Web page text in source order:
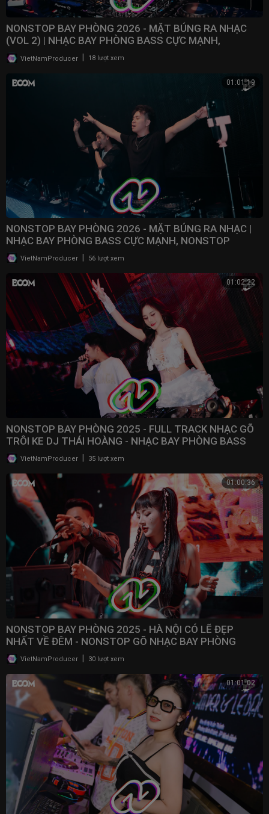
NONSTOP BAY PHÒNG 2026 - MẶT BÚNG RA NHẠC
(VOL 2) | NHẠC BAY PHÒNG BASS CỰC MẠNH,
NONSTOP 2025
VietNamProducer 18 lượt xem
01:01:19
NONSTOP BAY PHÒNG 2026 - MẶT BÚNG RA NHẠC |
NHẠC BAY PHÒNG BASS CỰC MẠNH, NONSTOP
VINAHOUSE 2025
VietNamProducer 56 lượt xem
01:02:22
NONSTOP BAY PHÒNG 2025 - FULL TRACK NHẠC GÕ
TRÔI KE DJ THÁI HOÀNG - NHẠC BAY PHÒNG BASS
CWCH MẠNH
VietNamProducer 35 lượt xem
01:00:36
NONSTOP BAY PHÒNG 2025 - HÀ NỘI CÓ LẼ ĐẸP
NHẤT VỀ ĐÊM - NONSTOP GÕ NHẠC BAY PHÒNG
BASS CỰC MẠNH 2025
VietNamProducer 30 lượt xem
01:01:02